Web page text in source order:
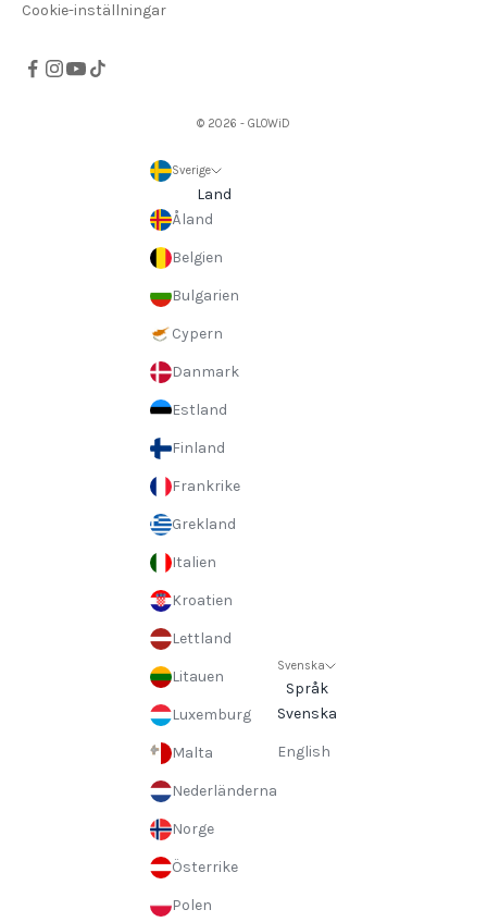
Cookie-inställningar
© 2026 - GLOWiD
Sverige
Land
Åland
Belgien
Bulgarien
Cypern
Danmark
Estland
Finland
Frankrike
Grekland
Italien
Kroatien
Lettland
Litauen
Luxemburg
Malta
Nederländerna
Norge
Österrike
Polen
Svenska
Språk
Svenska
English